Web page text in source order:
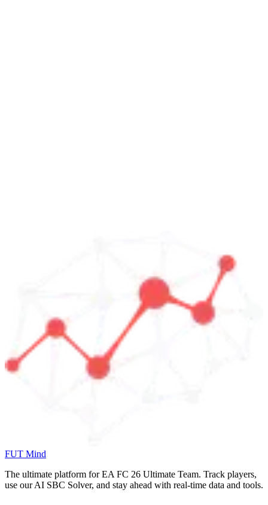
FUT Mind
The ultimate platform for EA FC 26 Ultimate Team. Track players,
use our AI SBC Solver, and stay ahead with real-time data and tools.